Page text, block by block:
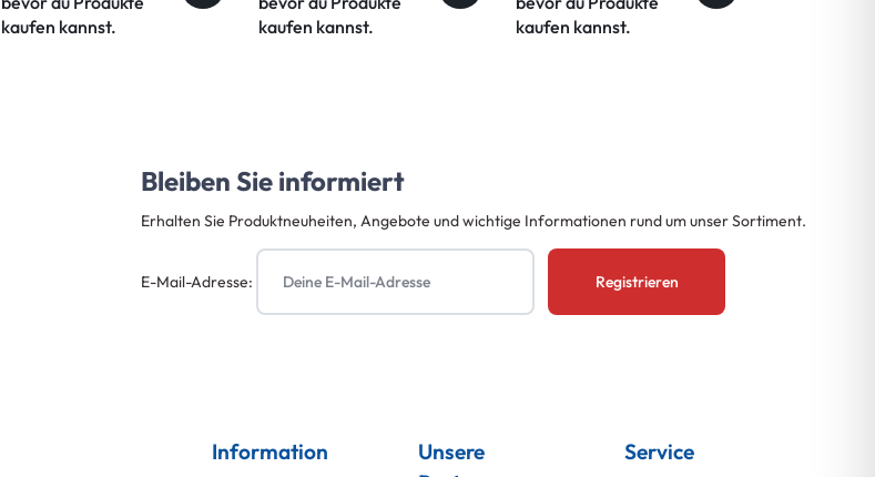
kaufen kannst.
kaufen kannst.
kaufen kannst.
Bleiben Sie informiert
Erhalten Sie Produktneuheiten, Angebote und wichtige Informationen rund um unser Sortiment.
E-Mail-Adresse:
Information
Unsere
Service